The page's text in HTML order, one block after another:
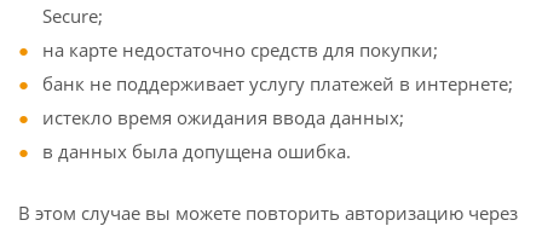
Secure;
на карте недостаточно средств для покупки;
банк не поддерживает услугу платежей в интернете;
истекло время ожидания ввода данных;
в данных была допущена ошибка.
В этом случае вы можете повторить авторизацию через